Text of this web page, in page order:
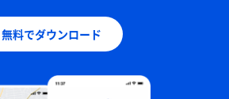
無料でダウンロード